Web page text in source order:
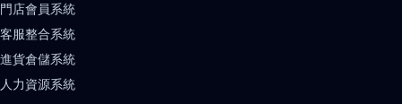
門店會員系統
客服整合系統
進貨倉儲系統
人力資源系統